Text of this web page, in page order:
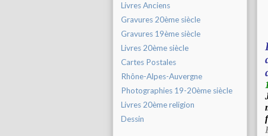
Livres Anciens
Gravures 20ème siècle
Gravures 19ème siècle
Livres 20ème siècle
Cartes Postales
Rhône-Alpes-Auvergne
Photographies 19-20ème siècle
Livres 20ème religion
Dessin